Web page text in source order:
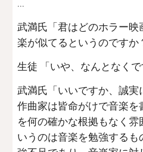
...
武満氏「君はどのホラー
楽が似てるというのですか
生徒 「いや、なんとなくで
武満氏「いいですか、誠実
作曲家は皆命がけで音楽
を何の確かな根拠もなく雰
いうのは音楽を勉強する